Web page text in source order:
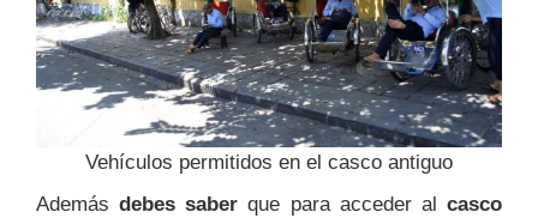
Vehículos permitidos en el casco antiguo
Ademásdebes saber que para acceder al casco